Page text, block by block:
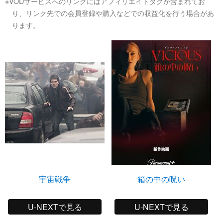
り、リンク先での会員登録や購入などでの収益化を行う場合があ
ります。
宇宙戦争
U-NEXTで見る
箱の中の呪い
U-NEXTで見る